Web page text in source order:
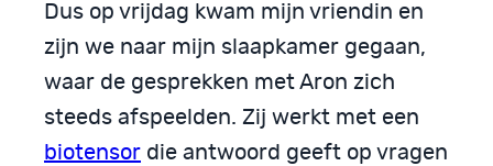
Dus op vrijdag kwam mijn vriendin en
zijn we naar mijn slaapkamer gegaan,
waar de gesprekken met Aron zich
steeds afspeelden. Zij werkt met een
biotensor die antwoord geeft op vragen